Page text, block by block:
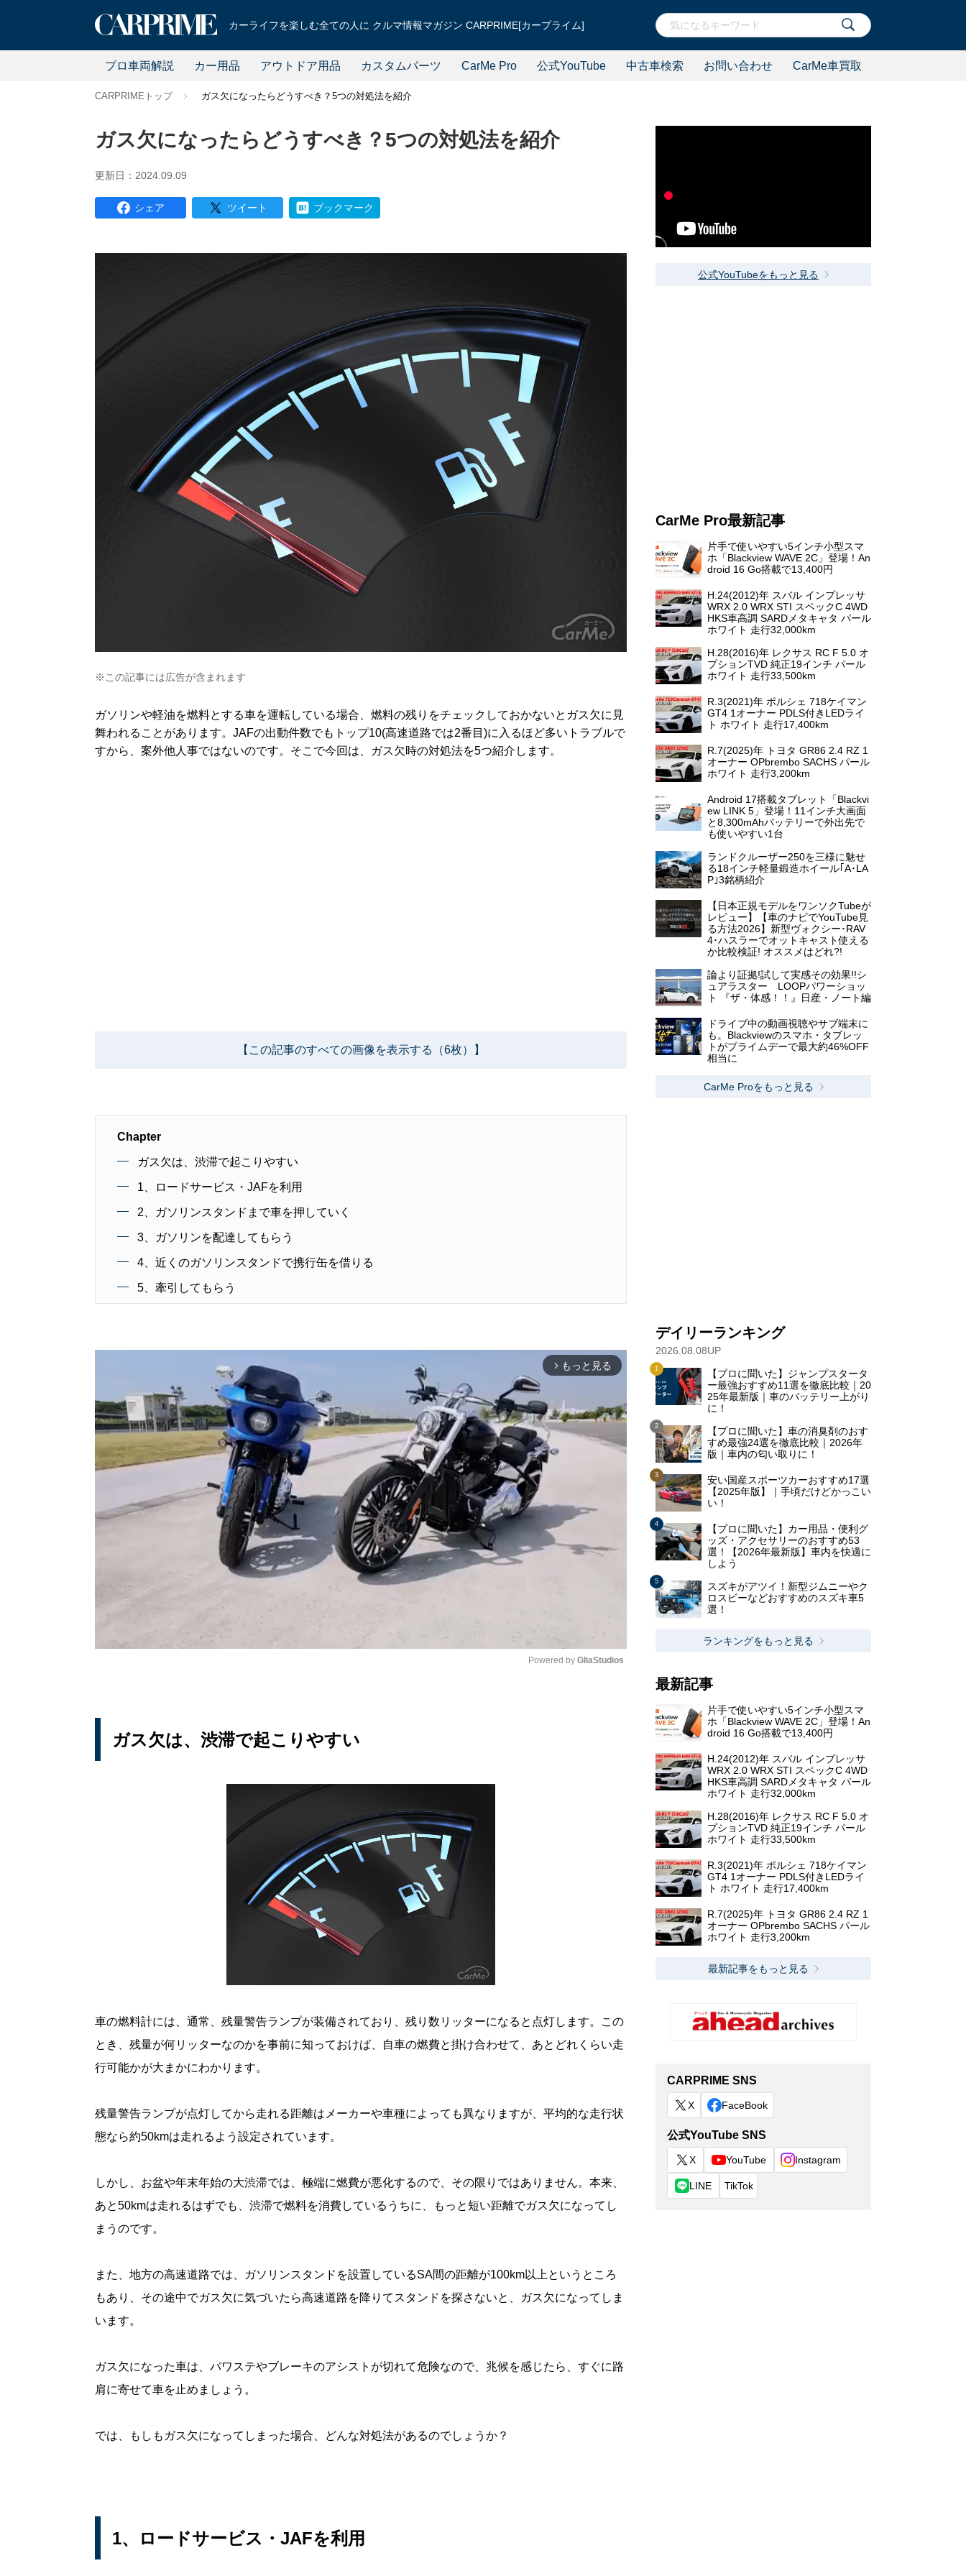
カーライフを楽しむ全ての人に クルマ情報マガジン CARPRIME[カープライム]
プロ車両解説 カー用品 アウトドア用品 カスタムパーツ CarMe Pro 公式YouTube 中古車検索 お問い合わせ CarMe車買取
CARPRIMEトップ ガス欠になったらどうすべき？5つの対処法を紹介
ガス欠になったらどうすべき？5つの対処法を紹介
更新日：2024.09.09
シェア ツイート ブックマーク
※この記事には広告が含まれます
ガソリンや軽油を燃料とする車を運転している場合、燃料の残りをチェックしておかないとガス欠に見
舞われることがあります。JAFの出動件数でもトップ10(高速道路では2番目)に入るほど多いトラブルで
すから、案外他人事ではないのです。そこで今回は、ガス欠時の対処法を5つ紹介します。
【この記事のすべての画像を表示する（6枚）】
Chapter
ガス欠は、渋滞で起こりやすい
1、ロードサービス・JAFを利用
2、ガソリンスタンドまで車を押していく
3、ガソリンを配達してもらう
4、近くのガソリンスタンドで携行缶を借りる
5、牽引してもらう
arrow_forward_ios もっと見る
Powered by GliaStudios
ガス欠は、渋滞で起こりやすい
車の燃料計には、通常、残量警告ランプが装備されており、残り数リッターになると点灯します。この
とき、残量が何リッターなのかを事前に知っておけば、自車の燃費と掛け合わせて、あとどれくらい走
行可能かが大まかにわかります。
残量警告ランプが点灯してから走れる距離はメーカーや車種によっても異なりますが、平均的な走行状
態なら約50kmは走れるよう設定されています。
しかし、お盆や年末年始の大渋滞では、極端に燃費が悪化するので、その限りではありません。本来、
あと50kmは走れるはずでも、渋滞で燃料を消費しているうちに、もっと短い距離でガス欠になってし
まうのです。
また、地方の高速道路では、ガソリンスタンドを設置しているSA間の距離が100km以上というところ
もあり、その途中でガス欠に気づいたら高速道路を降りてスタンドを探さないと、ガス欠になってしま
います。
ガス欠になった車は、パワステやブレーキのアシストが切れて危険なので、兆候を感じたら、すぐに路
肩に寄せて車を止めましょう。
では、もしもガス欠になってしまった場合、どんな対処法があるのでしょうか？
1、ロードサービス・JAFを利用
公式YouTubeをもっと見る
CarMe Pro最新記事
片手で使いやすい5インチ小型スマ
ホ「Blackview WAVE 2C」登場！An
droid 16 Go搭載で13,400円
H.24(2012)年 スバル インプレッサ
WRX 2.0 WRX STI スペックC 4WD
HKS車高調 SARDメタキャタ パール
ホワイト 走行32,000km
H.28(2016)年 レクサス RC F 5.0 オ
プションTVD 純正19インチ パール
ホワイト 走行33,500km
R.3(2021)年 ポルシェ 718ケイマン
GT4 1オーナー PDLS付きLEDライ
ト ホワイト 走行17,400km
R.7(2025)年 トヨタ GR86 2.4 RZ 1
オーナー OPbrembo SACHS パール
ホワイト 走行3,200km
Android 17搭載タブレット「Blackvi
ew LINK 5」登場！11インチ大画面
と8,300mAhバッテリーで外出先で
も使いやすい1台
ランドクルーザー250を三様に魅せ
る18インチ軽量鍛造ホイール｢A･LA
P｣3銘柄紹介
【日本正規モデルをワンソクTubeが
レビュー】【車のナビでYouTube見
る方法2026】新型ヴォクシー･RAV
4･ハスラーでオットキャスト使える
か比較検証! オススメはどれ?!
論より証拠!試して実感その効果!!シ
ュアラスター LOOPパワーショッ
ト 『ザ・体感！！』日産・ノート編
ドライブ中の動画視聴やサブ端末に
も。Blackviewのスマホ・タブレッ
トがプライムデーで最大約46%OFF
相当に
CarMe Proをもっと見る
デイリーランキング
2026.08.08UP
【プロに聞いた】ジャンプスタータ
ー最強おすすめ11選を徹底比較｜20
25年最新版｜車のバッテリー上がり
に！
【プロに聞いた】車の消臭剤のおす
すめ最強24選を徹底比較｜2026年
版｜車内の匂い取りに！
安い国産スポーツカーおすすめ17選
【2025年版】｜手頃だけどかっこい
い！
【プロに聞いた】カー用品・便利グ
ッズ・アクセサリーのおすすめ53
選！【2026年最新版】車内を快適に
しよう
スズキがアツイ！新型ジムニーやク
ロスビーなどおすすめのスズキ車5
選！
ランキングをもっと見る
最新記事
片手で使いやすい5インチ小型スマ
ホ「Blackview WAVE 2C」登場！An
droid 16 Go搭載で13,400円
H.24(2012)年 スバル インプレッサ
WRX 2.0 WRX STI スペックC 4WD
HKS車高調 SARDメタキャタ パール
ホワイト 走行32,000km
H.28(2016)年 レクサス RC F 5.0 オ
プションTVD 純正19インチ パール
ホワイト 走行33,500km
R.3(2021)年 ポルシェ 718ケイマン
GT4 1オーナー PDLS付きLEDライ
ト ホワイト 走行17,400km
R.7(2025)年 トヨタ GR86 2.4 RZ 1
オーナー OPbrembo SACHS パール
ホワイト 走行3,200km
最新記事をもっと見る
CARPRIME SNS
X FaceBook
公式YouTube SNS
X YouTube Instagram
LINE TikTok